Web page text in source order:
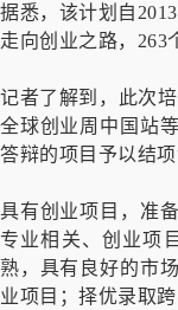
据悉，该计划自
走向创业之路，263
记者了解到，此次
全球创业周中国站
答辩的项目予以结
具有创业项目，准
专业相关、创业项
熟，具有良好的市
业项目；择优录取